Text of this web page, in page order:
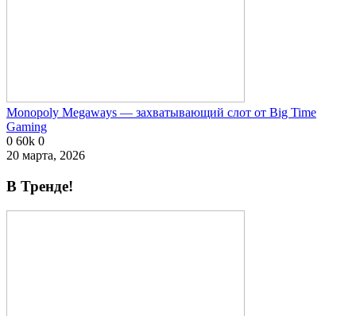
Monopoly Megaways — захватывающий слот от Big Time
Gaming
0 60k 0
20 марта, 2026
В Тренде!